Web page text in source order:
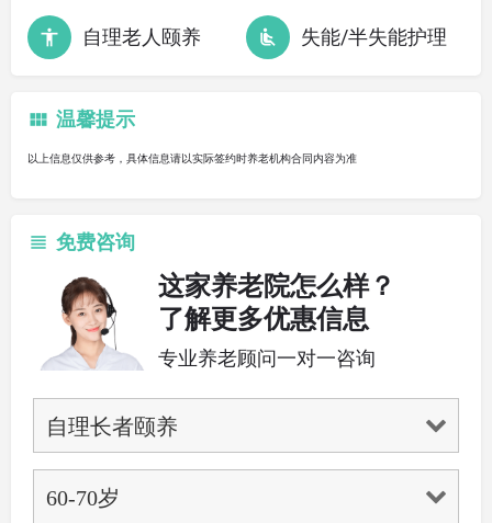
自理老人颐养 失能/半失能护理
温馨提示
以上信息仅供参考，具体信息请以实际签约时养老机构合同内容为准
免费咨询
这家养老院怎么样？
了解更多优惠信息
专业养老顾问一对一咨询